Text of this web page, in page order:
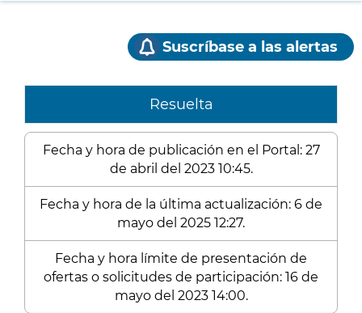
Suscríbase a las alertas
Resuelta
Fecha y hora de publicación en el Portal: 27
de abril del 2023 10:45.
Fecha y hora de la última actualización: 6 de
mayo del 2025 12:27.
Fecha y hora límite de presentación de
ofertas o solicitudes de participación: 16 de
mayo del 2023 14:00.